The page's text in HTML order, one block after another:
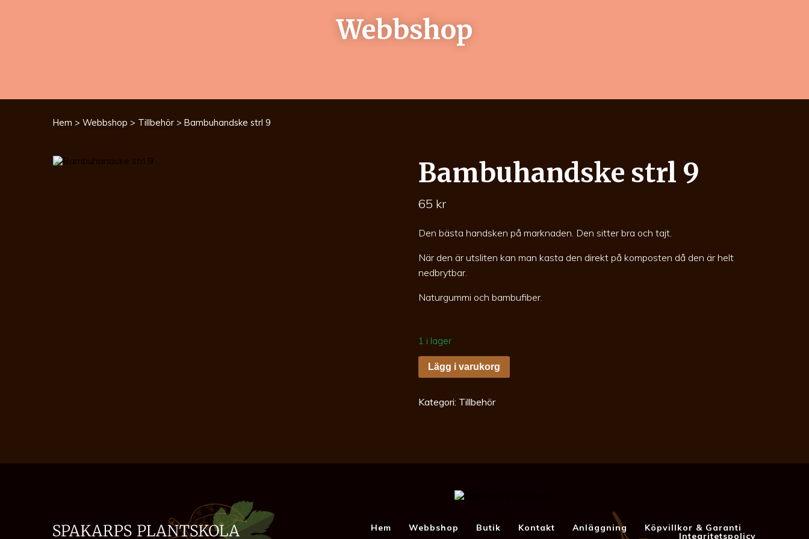
Webbshop
Hem > Webbshop > Tillbehör > Bambuhandske strl 9
Bambuhandske strl 9
65 kr
Den bästa handsken på marknaden. Den sitter bra och tajt.
När den är utsliten kan man kasta den direkt på komposten då den är helt
nedbrytbar.
Naturgummi och bambufiber.
1 i lager
Bambuhandske
strl
9
Lägg i varukorg
Kategori: Tillbehör
Hem Webbshop Butik Kontakt Anläggning Köpvillkor & Garanti
Integritetspolicy